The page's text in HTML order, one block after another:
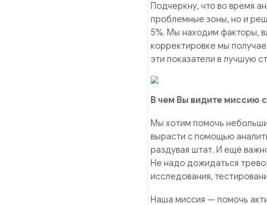
Подчеркну, что во время
проблемные зоны, но и
5%. Мы находим факторы,
корректировке мы
эти показатели в лучшую
В чем Вы видите миссию
Мы хотим помочь
вырасти с помощью
раздувая штат. И ещё
Не надо дожидаться
исследования,
Наша миссия — помочь